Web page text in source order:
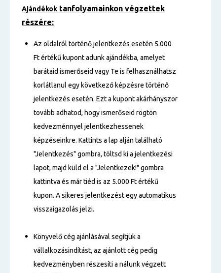
Ajándékok tanfolyamainkon végzettek
részére:
Az oldalról történő jelentkezés esetén 5.000
Ft értékű kupont adunk ajándékba, amelyet
barátaid ismerőseid vagy Te is felhasználhatsz
korlátlanul egy következő képzésre történő
jelentkezés esetén. Ezt a kupont akárhányszor
tovább adhatod, hogy ismerőseid rögtön
kedvezménnyel jelentkezhessenek
képzéseinkre. Kattints a lap alján található
"Jelentkezés" gombra, töltsd ki a jelentkezési
lapot, majd küld el a "Jelentkezek!" gombra
kattintva és már tiéd is az 5.000 Ft értékű
kupon. A sikeres jelentkezést egy automatikus
visszaigazolás jelzi.
Könyvelő cég ajánlásával segítjük a
vállalkozásindítást, az ajánlott cég pedig
kedvezményben részesíti a nálunk végzett